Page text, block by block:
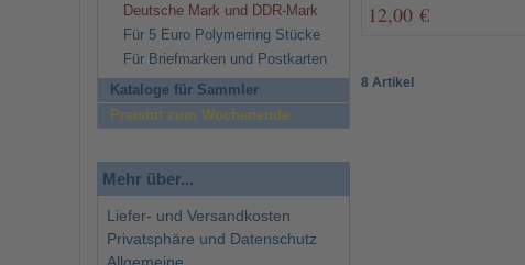
12,00 €
8 Artikel
Deutsche Mark und DDR-Mark
Für 5 Euro Polymerring Stücke
Für Briefmarken und Postkarten
Kataloge für Sammler
Preishit zum Wochenende
Mehr über...
Liefer- und Versandkosten
Privatsphäre und Datenschutz